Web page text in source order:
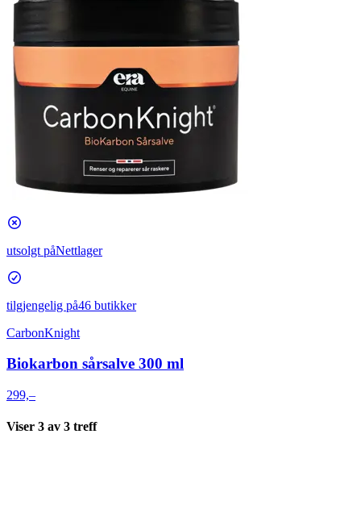
utsolgt påNettlager
tilgjengelig på46 butikker
CarbonKnight
Biokarbon sårsalve 300 ml
299,–
Viser 3 av 3 treff